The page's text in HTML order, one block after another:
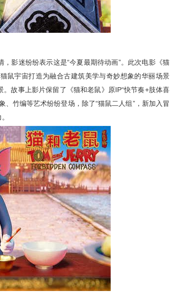
，影迷纷纷表示这是“今夏最期待动画”。 此次电影《猫
鼠宇宙打造为融合古建筑美学与奇妙想象的华丽场景
故事上影片保留了《猫和老鼠》原IP“快节奏+肢体喜
竹编等艺术纷纷登场，除了“猫鼠二人组”， 新加入冒